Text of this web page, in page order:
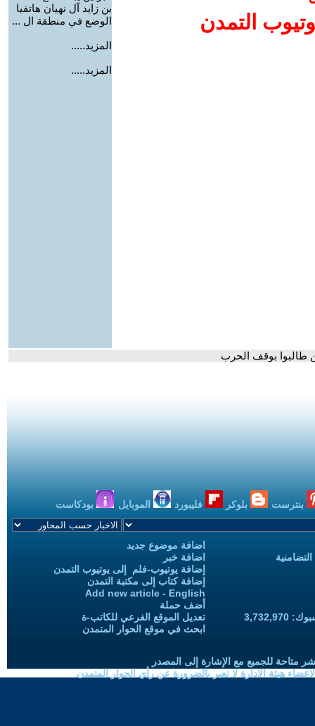
التمدن
بن زايد آل نهيان هاتفيا
الوضع في منطقة ال ...
المزيد.....
المزيد.....
طالبوا بوقف الحرب
بنترست بلوكر فليبورد الموبايل بودكاست
اضافة موضوع جديد
اضافة خبر
إضافة يوتيوب-فلم إلى يوتيوب التمدن
إضافة كتاب إلى مكتبة التمدن
Add new article - English
أضف حملة
تعديل الموقع الفرعي للكاتب-ة
ابحث في موقع الحوار المتمدن
متاحة للجميع مع الإشارة إلى المصدر
هيئة الادارة لا تعبر بالضرورة عن رأي الحوار المتمدن